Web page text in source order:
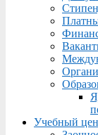
Учебный